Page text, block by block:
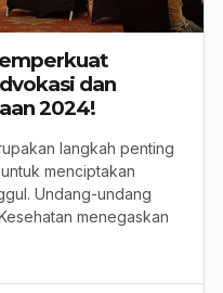
dan
2024!
langkah penting
menciptakan
Undang-undang
menegaskan